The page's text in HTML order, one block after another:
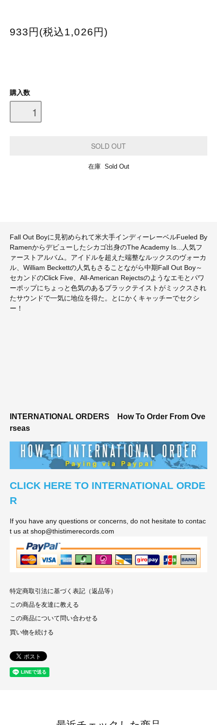
933円(税込1,026円)
購入数
在庫 Sold Out
Fall Out Boyに見初められて米大手インディーレーベルFueled By
Ramenからデビューしたシカゴ出身のThe Academy Is...人気フ
ァーストアルバム。アイドルを超えた端整なルックスのヴォーカ
ル、William Beckettの人気もさることながら中期Fall Out Boy～
セカンドのClick Five、All-American Rejectsのようなエモとパワ
ーポップにちょっと色気のあるブラックテイストがミックスされ
たサウンドで一気に地位を得た。とにかくキャッチーでセクシ
ー！
INTERNATIONAL ORDERS How To Order From Ove
rseas
CLICK HERE TO INTERNATIONAL ORDE
R
If you have any questions or concerns, do not hesitate to contac
t us at shop@thistimerecords.com
特定商取引法に基づく表記（返品等）
この商品を友達に教える
この商品について問い合わせる
買い物を続ける